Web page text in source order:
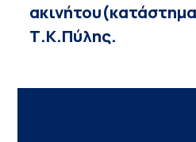
Τ.Κ.Πύλης.